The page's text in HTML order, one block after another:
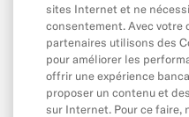
Application & Produits
Application
Contacter N26
sites Internet et ne
consentement. Avec votre
partenaires utilisons des
pour améliorer les
offrir une expérience
proposer un contenu et
sur Internet. Pour ce faire,